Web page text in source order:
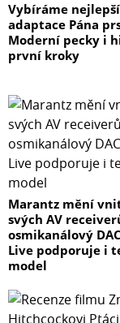
Vybíráme
adaptace Pána
Moderní pecky i
první kroky
Marantz mění
svých AV
osmikanálový
Live podporuje i
model